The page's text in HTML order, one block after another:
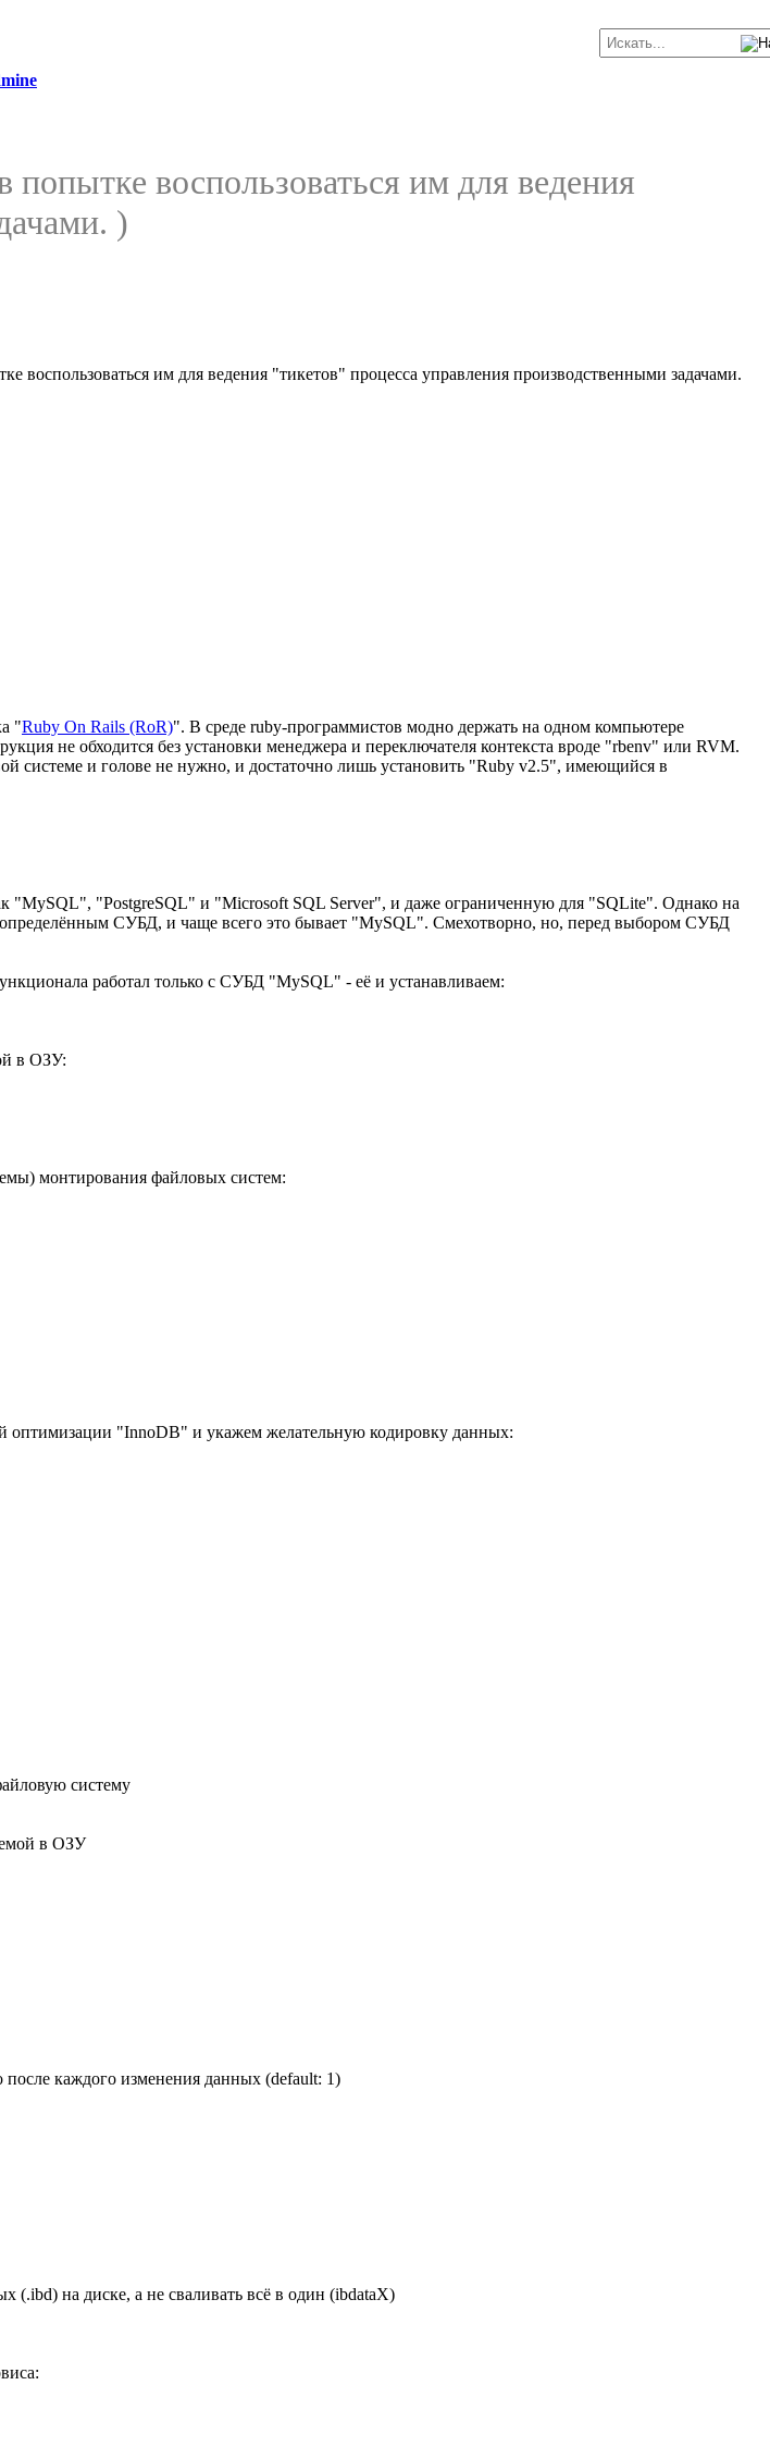
воспользоваться им для ведения
)
им для ведения "тикетов" процесса управления производственными задачами.
"Ruby On Rails (RoR)". В среде ruby-программистов модно держать на одном компьютере
не обходится без установки менеджера и переключателя контекста вроде "rbenv" или RVM.
системе и голове не нужно, и достаточно лишь установить "Ruby v2.5", имеющийся в
"MySQL", "PostgreSQL" и "Microsoft SQL Server", и даже ограниченную для "SQLite". Однако на
СУБД, и чаще всего это бывает "MySQL". Смехотворно, но, перед выбором СУБД
работал только с СУБД "MySQL" - её и устанавливаем:
в ОЗУ:
монтирования файловых систем:
оптимизации "InnoDB" и укажем желательную кодировку данных:
систему
в ОЗУ
каждого изменения данных (default: 1)
на диске, а не сваливать всё в один (ibdataX)